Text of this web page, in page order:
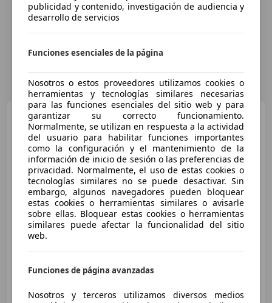
Honda CBR 600 RR
€ 5.000
08/2008 69.574 km Gasolina 88 kW (120 CV)
publicidad y contenido, investigación de audiencia y
desarrollo de servicios
Funciones esenciales de la página
Nosotros o estos proveedores utilizamos cookies o
herramientas y tecnologías similares necesarias
para las funciones esenciales del sitio web y para
garantizar su correcto funcionamiento.
Normalmente, se utilizan en respuesta a la actividad
del usuario para habilitar funciones importantes
como la configuración y el mantenimiento de la
información de inicio de sesión o las preferencias de
privacidad. Normalmente, el uso de estas cookies o
tecnologías similares no se puede desactivar. Sin
embargo, algunos navegadores pueden bloquear
estas cookies o herramientas similares o avisarle
sobre ellas. Bloquear estas cookies o herramientas
similares puede afectar la funcionalidad del sitio
web.
Funciones de página avanzadas
Nosotros y terceros utilizamos diversos medios